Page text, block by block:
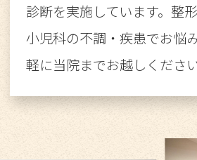
診断を実施しています。整
小児科の不調・疾患でお悩
軽に当院までお越しください